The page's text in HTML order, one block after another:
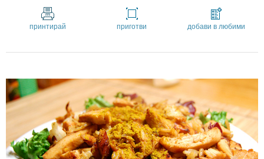
принтирай приготви добави в любими